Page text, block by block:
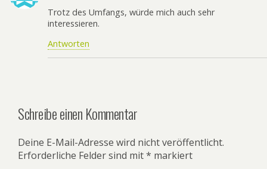
Trotz des Umfangs, würde mich auch sehr
interessieren.
Antworten
Schreibe einen Kommentar
Deine E-Mail-Adresse wird nicht veröffentlicht.
Erforderliche Felder sind mit* markiert